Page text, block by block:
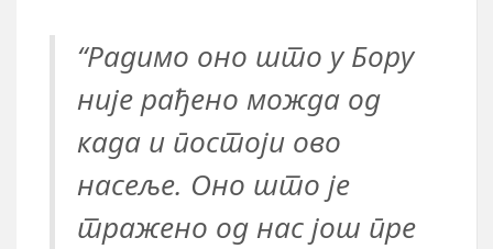
“Радимо оно што у Бору
није рађено можда од
када и постоји ово
насеље. Оно што је
тражено од нас још пре